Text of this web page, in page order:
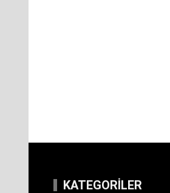
KATEGORILER